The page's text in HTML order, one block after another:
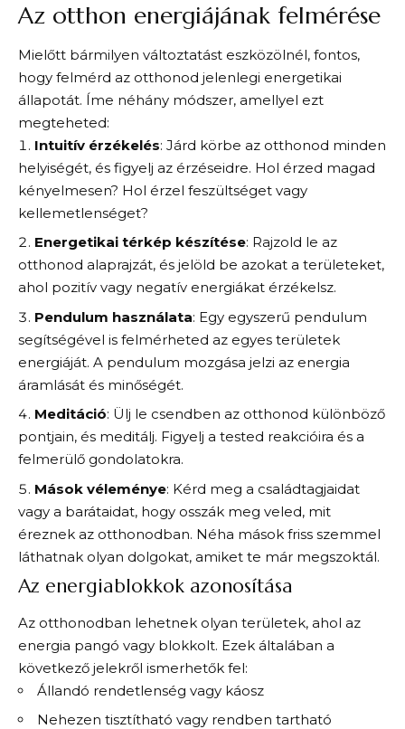
Az otthon energiájának felmérése
Mielőtt bármilyen változtatást eszközölnél, fontos,
hogy felmérd az otthonod jelenlegi energetikai
állapotát. Íme néhány módszer, amellyel ezt
megteheted:
Intuitív érzékelés: Járd körbe az otthonod minden
helyiségét, és figyelj az érzéseidre. Hol érzed magad
kényelmesen? Hol érzel feszültséget vagy
kellemetlenséget?
Energetikai térkép készítése: Rajzold le az
otthonod alaprajzát, és jelöld be azokat a területeket,
ahol pozitív vagy negatív energiákat érzékelsz.
Pendulum használata: Egy egyszerű pendulum
segítségével is felmérheted az egyes területek
energiáját. A pendulum mozgása jelzi az energia
áramlását és minőségét.
Meditáció: Ülj le csendben az otthonod különböző
pontjain, és meditálj. Figyelj a tested reakcióira és a
felmerülő gondolatokra.
Mások véleménye: Kérd meg a családtagjaidat
vagy a barátaidat, hogy osszák meg veled, mit
éreznek az otthonodban. Néha mások friss szemmel
láthatnak olyan dolgokat, amiket te már megszoktál.
Az energiablokkok azonosítása
Az otthonodban lehetnek olyan területek, ahol az
energia pangó vagy blokkolt. Ezek általában a
következő jelekről ismerhetők fel:
Állandó rendetlenség vagy káosz
Nehezen tisztítható vagy rendben tartható